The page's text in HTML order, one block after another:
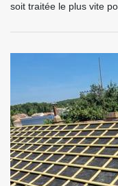
soit traitée le plus vite